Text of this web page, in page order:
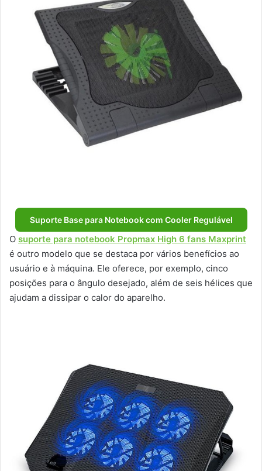
Suporte Base para Notebook com Cooler Regulável
O suporte para notebook Propmax High 6 fans Maxprint
é outro modelo que se destaca por vários benefícios ao
usuário e à máquina. Ele oferece, por exemplo, cinco
posições para o ângulo desejado, além de seis hélices que
ajudam a dissipar o calor do aparelho.